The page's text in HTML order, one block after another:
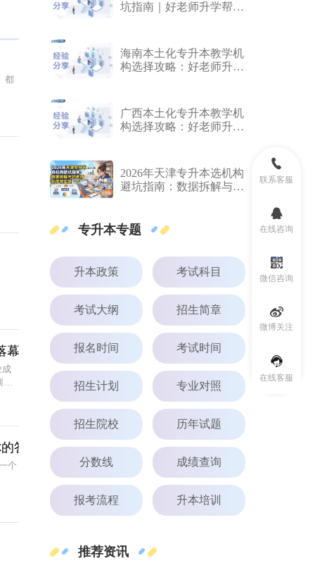
联系客服
在线咨询
微信咨询
微博关注
在线客服
幕
成
答案！
个
坑指南｜好老师升学帮硬
海南本土化专升本教学机
构选择攻略：好老师升学
广西本土化专升本教学机
构选择攻略：好老师升学
2026年天津专升本选机构
避坑指南：数据拆解与好
专升本专题
升本政策 考试科目
考试大纲 招生简章
报名时间 考试时间
招生计划 专业对照
招生院校 历年试题
分数线 成绩查询
报考流程 升本培训
推荐资讯